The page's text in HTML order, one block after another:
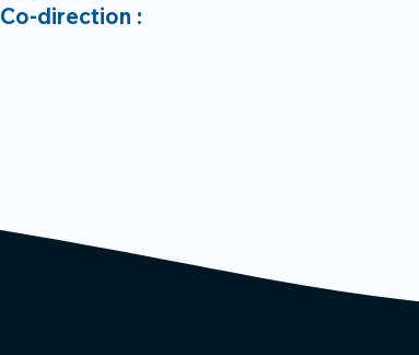
Co-direction :